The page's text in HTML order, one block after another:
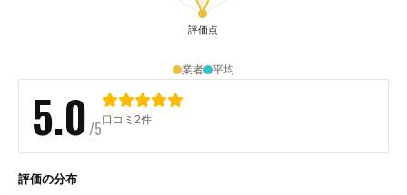
業者 平均
5.0 /5口コミ2件
評価の分布